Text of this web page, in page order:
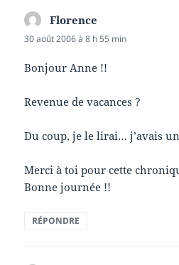
Florence
30 août 2006 à 8 h 55 min
Bonjour Anne !!
Revenue de vacances ?
Du coup, je le lirai… j’avais
Merci à toi pour cette
Bonne journée !!
RÉPONDRE